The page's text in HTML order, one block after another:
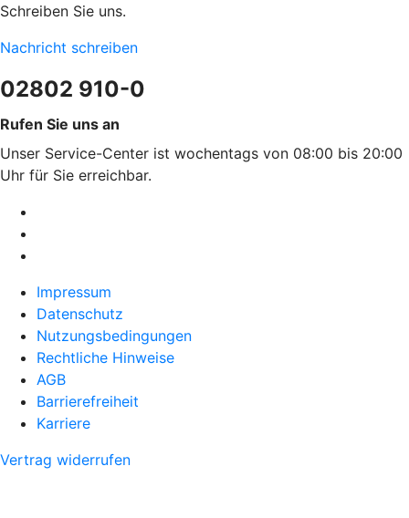
Schreiben Sie uns.
Nachricht schreiben
02802 910-0
Rufen Sie uns an
Unser Service-Center ist wochentags von 08:00 bis 20:00
Uhr für Sie erreichbar.
Impressum
Datenschutz
Nutzungsbedingungen
Rechtliche Hinweise
AGB
Barrierefreiheit
Karriere
Vertrag widerrufen